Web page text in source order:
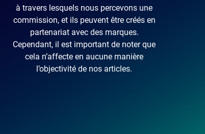
à travers lesquels nous percevons une
commission, et ils peuvent être créés en
partenariat avec des marques.
Cependant, il est important de noter que
cela n’affecte en aucune manière
l’objectivité de nos articles.